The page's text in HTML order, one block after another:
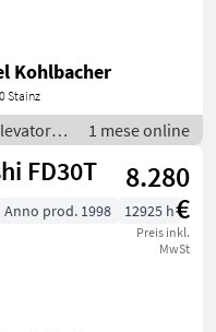
Kohlbacher
Stainz
e
/
1 mese online
FD30T
8.280
€
Preis inkl.
MwSt
Anno prod. 1998 12925 h